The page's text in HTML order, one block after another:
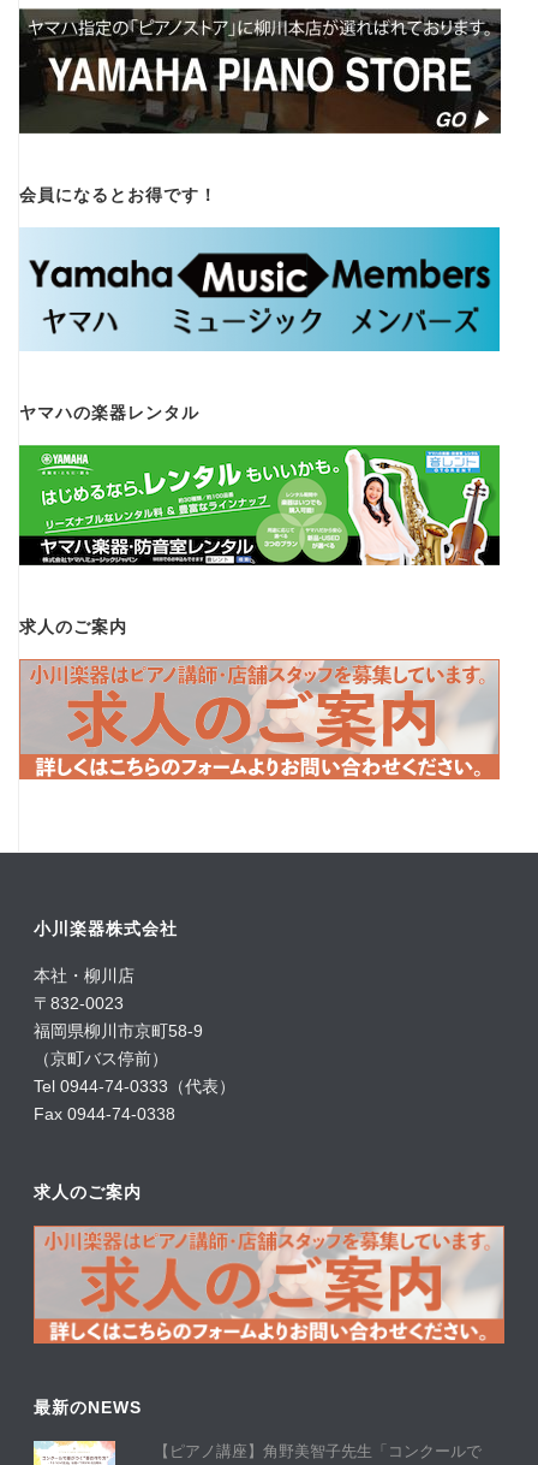
会員になるとお得です！
ヤマハの楽器レンタル
求人のご案内
小川楽器株式会社
本社・柳川店
〒832-0023
福岡県柳川市京町58-9
（京町バス停前）
Tel 0944-74-0333（代表）
Fax 0944-74-0338
求人のご案内
最新のNEWS
【ピアノ講座】角野美智子先生「コンクールで